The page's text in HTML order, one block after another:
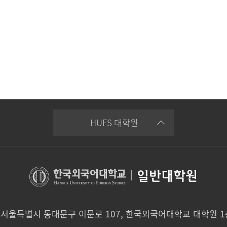
HUFS 대학원
| 일반대학원
울특별시 동대문구 이문로 107, 한국외국어대학교 대학원 1